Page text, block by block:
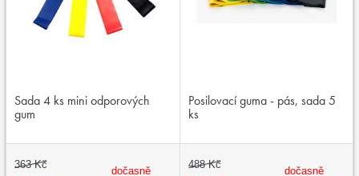
Sada 4 ks mini odporových
gum
363 Kč
dočasně
Posilovací guma - pás, sada 5
ks
488 Kč
dočasně